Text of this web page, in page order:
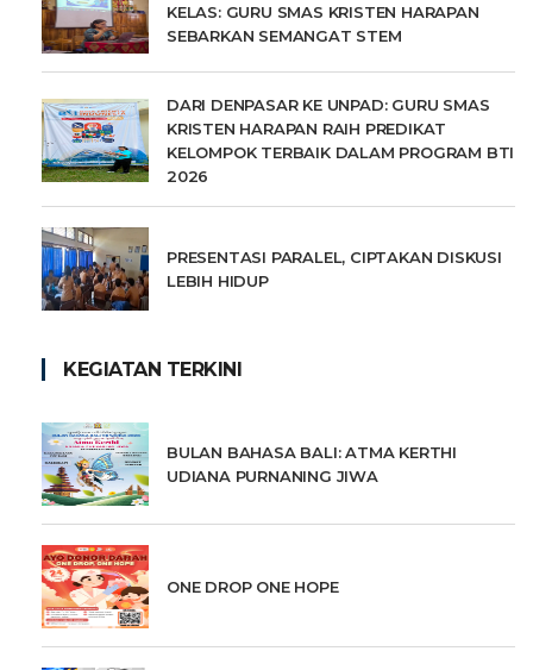
KELAS: GURU SMAS KRISTEN HARAPAN
SEBARKAN SEMANGAT STEM
DARI DENPASAR KE UNPAD: GURU SMAS
KRISTEN HARAPAN RAIH PREDIKAT
KELOMPOK TERBAIK DALAM PROGRAM BTI
2026
PRESENTASI PARALEL, CIPTAKAN DISKUSI
LEBIH HIDUP
KEGIATAN TERKINI
BULAN BAHASA BALI: ATMA KERTHI
UDIANA PURNANING JIWA
ONE DROP ONE HOPE